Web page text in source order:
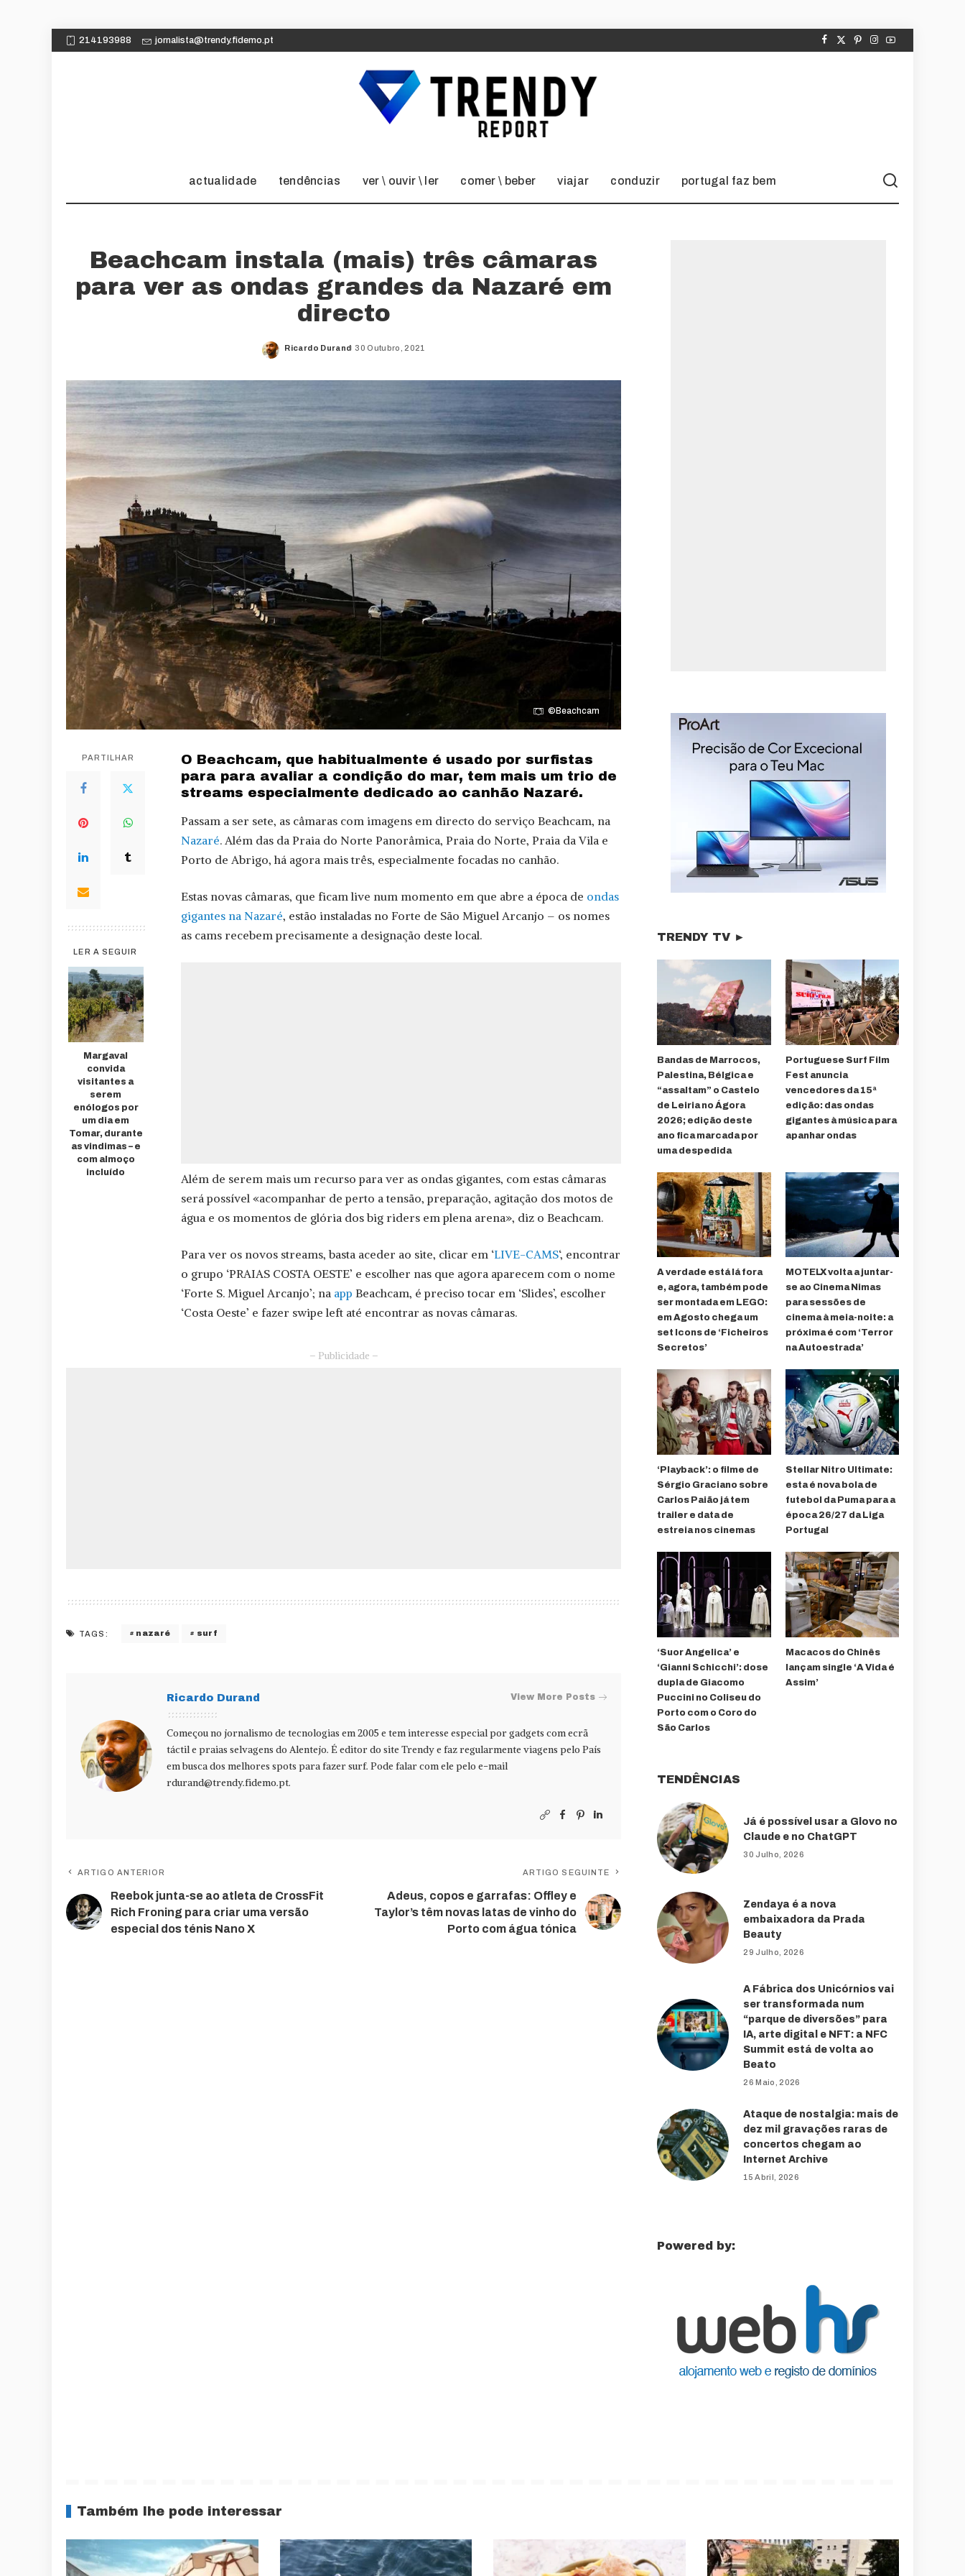
214193988 jornalista@trendy.fidemo.pt
actualidade tendências ver \ ouvir \ ler comer \ beber viajar conduzir portugal faz bem
Beachcam instala (mais) três câmaras
para ver as ondas grandes da Nazaré em
directo
Posted
Ricardo Durand 30 Outubro, 2021
©Beachcam
PARTILHAR
LER A SEGUIR
Margaval
convida
visitantes a
serem
enólogos por
um dia em
Tomar, durante
as vindimas – e
com almoço
incluído
O Beachcam, que habitualmente é usado por surfistas
para para avaliar a condição do mar, tem mais um trio de
streams especialmente dedicado ao canhão Nazaré.
Passam a ser sete, as câmaras com imagens em directo do serviço Beachcam, na
Nazaré. Além das da Praia do Norte Panorâmica, Praia do Norte, Praia da Vila e
Porto de Abrigo, há agora mais três, especialmente focadas no canhão.
Estas novas câmaras, que ficam live num momento em que abre a época de ondas
gigantes na Nazaré, estão instaladas no Forte de São Miguel Arcanjo – os nomes
as cams recebem precisamente a designação deste local.
Além de serem mais um recurso para ver as ondas gigantes, com estas câmaras
será possível «acompanhar de perto a tensão, preparação, agitação dos motos de
água e os momentos de glória dos big riders em plena arena», diz o Beachcam.
Para ver os novos streams, basta aceder ao site, clicar em ‘LIVE-CAMS‘, encontrar
o grupo ‘PRAIAS COSTA OESTE’ e escolher nas que agora aparecem com o nome
‘Forte S. Miguel Arcanjo’; na app Beachcam, é preciso tocar em ‘Slides’, escolher
‘Costa Oeste’ e fazer swipe left até encontrar as novas câmaras.
– Publicidade –
TAGS: nazaré surf
Ricardo Durand View More Posts
Começou no jornalismo de tecnologias em 2005 e tem interesse especial por gadgets com ecrã
táctil e praias selvagens do Alentejo. É editor do site Trendy e faz regularmente viagens pelo País
em busca dos melhores spots para fazer surf. Pode falar com ele pelo e-mail
rdurand@trendy.fidemo.pt.
ARTIGO ANTERIOR
Reebok junta-se ao atleta de CrossFit
Rich Froning para criar uma versão
especial dos ténis Nano X
ARTIGO SEGUINTE
Adeus, copos e garrafas: Offley e
Taylor’s têm novas latas de vinho do
Porto com água tónica
TRENDY TV ►
Bandas de Marrocos,
Palestina, Bélgica e
“assaltam” o Castelo
de Leiria no Ágora
2026; edição deste
ano fica marcada por
uma despedida
Portuguese Surf Film
Fest anuncia
vencedores da 15ª
edição: das ondas
gigantes à música para
apanhar ondas
A verdade está lá fora
e, agora, também pode
ser montada em LEGO:
em Agosto chega um
set Icons de ‘Ficheiros
Secretos’
MOTELX volta a juntar-
se ao Cinema Nimas
para sessões de
cinema à meia-noite: a
próxima é com ‘Terror
na Autoestrada’
‘Playback’: o filme de
Sérgio Graciano sobre
Carlos Paião já tem
trailer e data de
estreia nos cinemas
Stellar Nitro Ultimate:
esta é nova bola de
futebol da Puma para a
época 26/27 da Liga
Portugal
‘Suor Angelica’ e
‘Gianni Schicchi’: dose
dupla de Giacomo
Puccini no Coliseu do
Porto com o Coro do
São Carlos
Macacos do Chinês
lançam single ‘A Vida é
Assim’
TENDÊNCIAS
Já é possível usar a Glovo no
Claude e no ChatGPT
30 Julho, 2026
Zendaya é a nova
embaixadora da Prada
Beauty
29 Julho, 2026
A Fábrica dos Unicórnios vai
ser transformada num
“parque de diversões” para
IA, arte digital e NFT: a NFC
Summit está de volta ao
Beato
26 Maio, 2026
Ataque de nostalgia: mais de
dez mil gravações raras de
concertos chegam ao
Internet Archive
15 Abril, 2026
Powered by:
Também lhe pode interessar